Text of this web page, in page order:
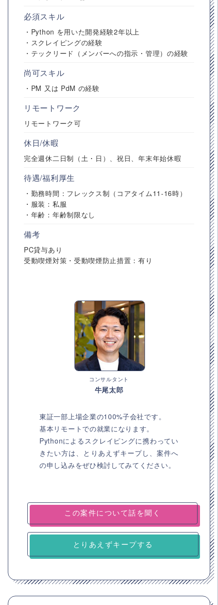
必須スキル
・Python を用いた開発経験2年以上
・スクレイピングの経験
・テックリード（メンバーへの指示・管理）の経験
尚可スキル
・PM 又は PdM の経験
リモートワーク
リモートワーク可
休日/休暇
完全週休二日制（土・日）、祝日、年末年始休暇
待遇/福利厚生
・勤務時間：フレックス制（コアタイム11-16時）
・服装：私服
・年齢：年齢制限なし
備考
PC貸与あり
受動喫煙対策・受動喫煙防止措置：有り
コンサルタント
牛尾太郎
東証一部上場企業の100%子会社です。
基本リモートでの就業になります。
Pythonによるスクレイピングに携わってい
きたい方は、とりあえずキープし、案件へ
の申し込みをぜひ検討してみてください。
とりあえずキープする